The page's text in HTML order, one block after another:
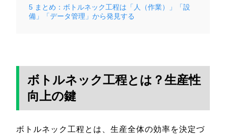
5 まとめ：ボトルネック工程は「人（作業）」「設
備」「データ管理」から発見する
ボトルネック工程とは？生産性
向上の鍵
ボトルネック工程とは、生産全体の効率を決定づ